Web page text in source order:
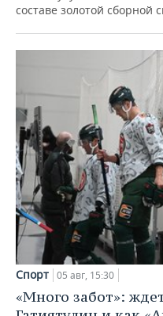
составе золотой сборной
Спорт 05 авг, 15:30
«Много забот»: